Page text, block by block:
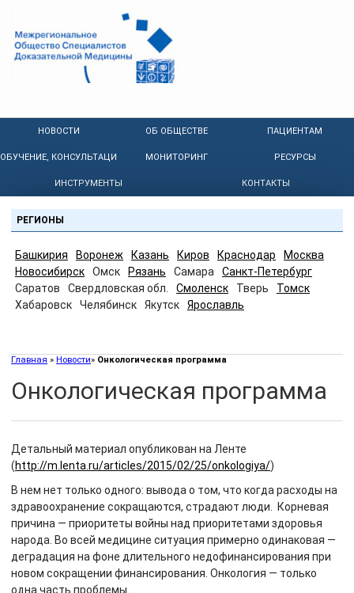
НОВОСТИ ОБ ОБЩЕСТВЕ ПАЦИЕНТАМ
ОБУЧЕНИЕ, КОНСУЛЬТАЦИИ МОНИТОРИНГ РЕСУРСЫ
ИНСТРУМЕНТЫ КОНТАКТЫ
РЕГИОНЫ
Башкирия Воронеж Казань Киров Краснодар
Москва
Новосибирск
Омск Рязань Самара
Санкт-Петербург
Саратов
Свердловская обл. Смоленск Тверь
Томск
Хабаровск
Челябинск Якутск Ярославль
Главная » Новости» Онкологическая программа
Онкологическая программа
Детальный материал опубликован на Ленте
(http://m.lenta.ru/articles/2015/02/25/onkologiya/)
В нем нет только одного: вывода о том, что когда расходы на
здравоохранение сокращаются, страдают люди. Корневая
причина — приоритеты войны над приоритетами здоровья
народа. Во всей медицине ситуация примерно одинаковая —
деградация на фоне длительного недофинансирования при
новом сокращении финансирования. Онкология — только
одна часть проблемы.